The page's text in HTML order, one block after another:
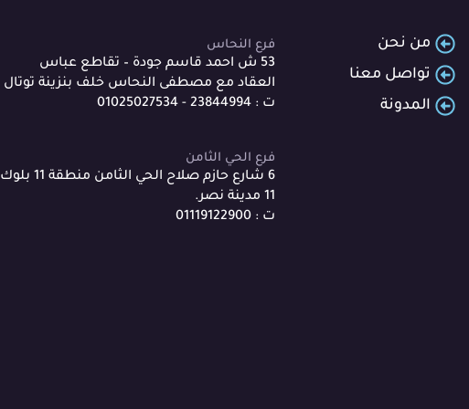
من نحن
تواصل معنا
المدونة
فرع النحاس
53 ش احمد قاسم جودة – تقاطع عباس
العقاد مع مصطفى النحاس خلف بنزينة توتال
ت : 23844994 - 01025027534
فرع الحي الثامن
6 شارع حازم صلاح الحي الثامن منطقة 11 بلوك
11 مدينة نصر.
ت : 01119122900